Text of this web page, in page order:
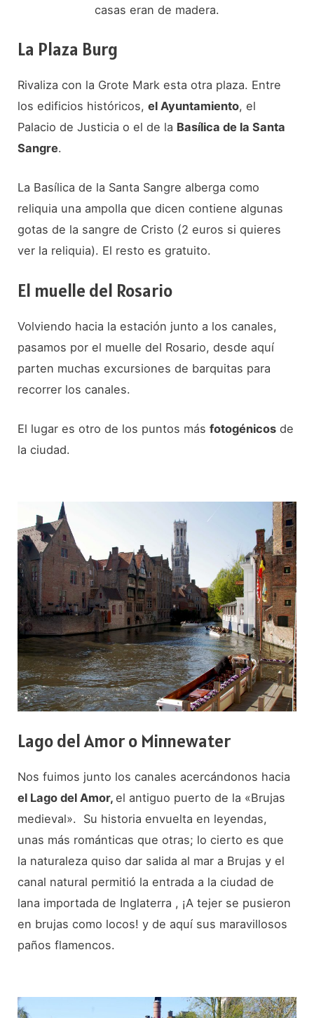
casas eran de madera.
La Plaza Burg
Rivaliza con la Grote Mark esta otra plaza. Entre
los edificios históricos,el Ayuntamiento, el
Palacio de Justicia o el de la Basílica de la Santa
Sangre.
La Basílica de la Santa Sangre alberga como
reliquia una ampolla que dicen contiene algunas
gotas de la sangre de Cristo (2 euros si quieres
ver la reliquia). El resto es gratuito.
El muelle del Rosario
Volviendo hacia la estación junto a los canales,
pasamos por el muelle del Rosario, desde aquí
parten muchas excursiones de barquitas para
recorrer los canales.
El lugar es otro de los puntos másfotogénicos de
la ciudad.
Lago del Amor o Minnewater
Nos fuimos junto los canales acercándonos hacia
el Lago del Amor,el antiguo puerto de la «Brujas
medieval». Su historia envuelta en leyendas,
unas más románticas que otras; lo cierto es que
la naturaleza quiso dar salida al mar a Brujas y el
canal natural permitió la entrada a la ciudad de
lana importada de Inglaterra , ¡A tejer se pusieron
en brujas como locos! y de aquí sus maravillosos
paños flamencos.